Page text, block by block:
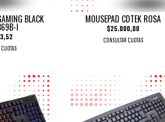
BLACK
I
MOUSEPAD CDTEK ROSA
$25.000,00
CONSULTAR CUOTAS